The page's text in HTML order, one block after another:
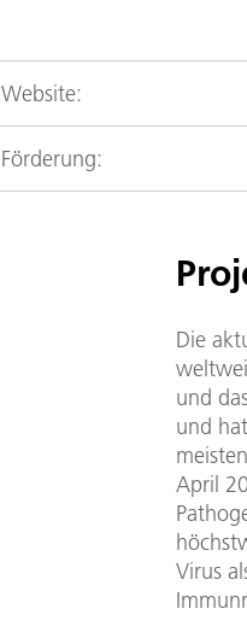
Website:
Förderung:
Die
und
und
April
Virus